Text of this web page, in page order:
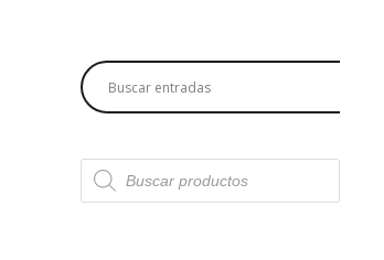
Búsqueda
de
productos